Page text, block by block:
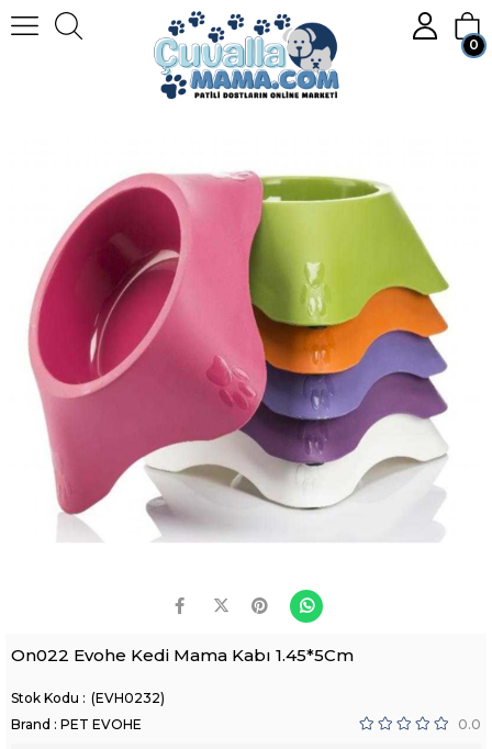
0
Kedi Mama ve Su Kabı
On022 Evohe Kedi Mama Kabı 1.45*5Cm
(EVH0232)
Brand : PET EVOHE 0.0